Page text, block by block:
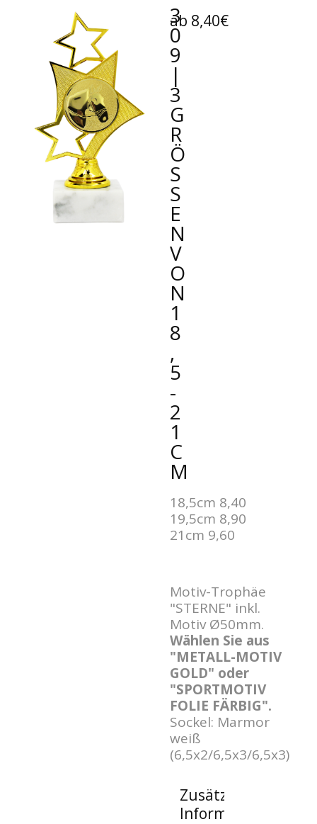
3
0
9
|
3
G
R
Ö
SS
E
N
V
O
N
1
8
,
5
-
2
1
C
M
ab 8,40€
18,5cm 8,40
19,5cm 8,90
21cm 9,60
Motiv-Trophäe
"STERNE" inkl.
Motiv Ø50mm.
Wählen Sie aus
"METALL-MOTIV
GOLD" oder
"SPORTMOTIV
FOLIE FÄRBIG".
Sockel: Marmor
weiß
(6,5x2/6,5x3/6,5x3)
Zusätzliche
Informationen